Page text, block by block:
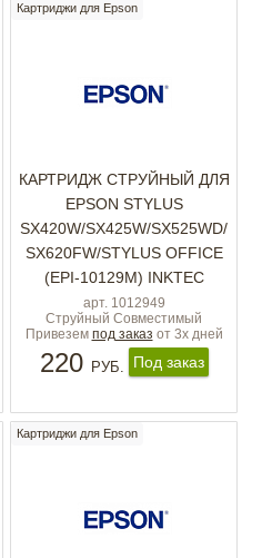
Картриджи для Epson
КАРТРИДЖ СТРУЙНЫЙ ДЛЯ
EPSON STYLUS
SX420W/SX425W/SX525WD/
SX620FW/STYLUS OFFICE
(EPI-10129M) INKTEC
арт. 1012949
Струйный Совместимый
Привезем под заказ от 3х дней
220 РУБ. Под заказ
Картриджи для Epson